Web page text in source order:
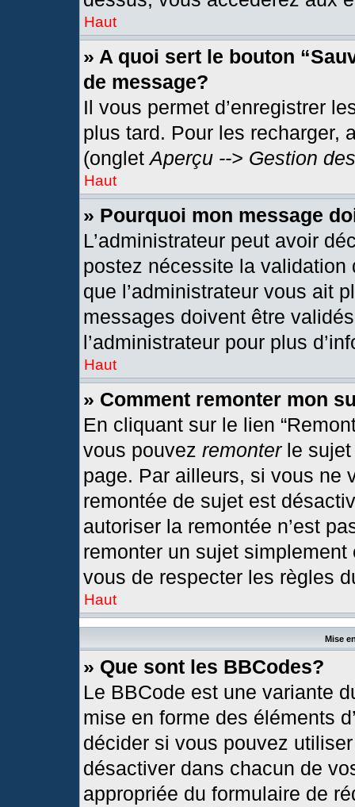
Haut
» A quoi sert le bouton
de message?
Il vous permet d’enregistrer
plus tard. Pour les recharger,
(ongletAperçu --> Gestion
Haut
» Pourquoi mon message
L’administrateur peut avoir
postez nécessite la
que l’administrateur vous ait
messages doivent être
l’administrateur pour plus
Haut
» Comment remonter mon
En cliquant sur le lien
vous pouvez remonterle sujet
page. Par ailleurs, si vous ne
remontée de sujet est
autoriser la remontée n’est
remonter un sujet
vous de respecter les règles
Haut
Mise
» Que sont les BBCodes?
Le BBCode est une variante
mise en forme des éléments
décider si vous pouvez
désactiver dans chacun de
appropriée du formulaire de